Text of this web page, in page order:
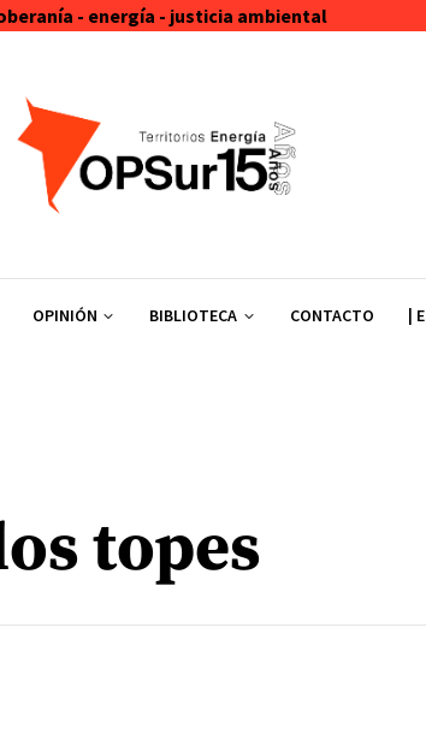
- energía - justicia ambiental
OPINIÓN BIBLIOTECA CONTACTO |
topes